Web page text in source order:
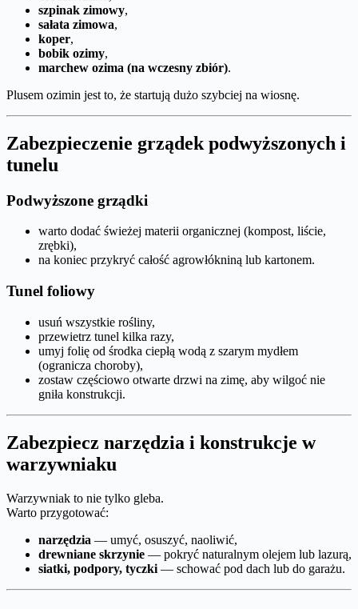
szpinak zimowy,
sałata zimowa,
koper,
bobik ozimy,
marchew ozima (na wczesny zbiór).
Plusem ozimin jest to, że startują dużo szybciej na wiosnę.
Zabezpieczenie grządek podwyższonych i
tunelu
Podwyższone grządki
warto dodać świeżej materii organicznej (kompost, liście,
zrębki),
na koniec przykryć całość agrowłókniną lub kartonem.
Tunel foliowy
usuń wszystkie rośliny,
przewietrz tunel kilka razy,
umyj folię od środka ciepłą wodą z szarym mydłem
(ogranicza choroby),
zostaw częściowo otwarte drzwi na zimę, aby wilgoć nie
gniła konstrukcji.
Zabezpiecz narzędzia i konstrukcje w
warzywniaku
Warzywniak to nie tylko gleba.
Warto przygotować:
narzędzia — umyć, osuszyć, naoliwić,
drewniane skrzynie — pokryć naturalnym olejem lub lazurą,
siatki, podpory, tyczki — schować pod dach lub do garażu.